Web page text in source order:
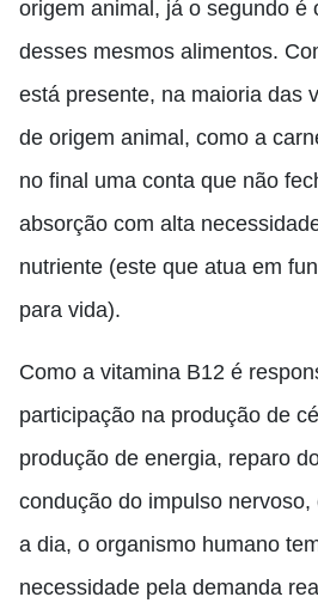
origem animal, já o segundo é
desses mesmos alimentos.
está presente, na maioria das
de origem animal, como a
no final uma conta que não
absorção com alta
nutriente (este que atua em
para vida).
Como a vitamina B12 é
participação na produção de
produção de energia, reparo
condução do impulso
a dia, o organismo humano
necessidade pela demanda